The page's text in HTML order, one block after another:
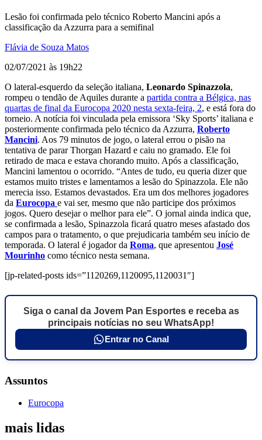
Lesão foi confirmada pelo técnico Roberto Mancini após a
classificação da Azzurra para a semifinal
Flávia de Souza Matos
02/07/2021 às 19h22
O lateral-esquerdo da seleção italiana, Leonardo Spinazzola,
rompeu o tendão de Aquiles durante a partida contra a Bélgica, nas
quartas de final da Eurocopa 2020 nesta sexta-feira, 2, e está fora do
torneio. A notícia foi vinculada pela emissora ‘Sky Sports’ italiana e
posteriormente confirmada pelo técnico da Azzurra, Roberto
Mancini. Aos 79 minutos de jogo, o lateral errou o pisão na
tentativa de parar Thorgan Hazard e caiu no gramado. Ele foi
retirado de maca e estava chorando muito. Após a classificação,
Mancini lamentou o ocorrido. “Antes de tudo, eu queria dizer que
estamos muito tristes e lamentamos a lesão do Spinazzola. Ele não
merecia isso. Estamos devastados. Era um dos melhores jogadores
da Eurocopa e vai ser, mesmo que não participe dos próximos
jogos. Quero desejar o melhor para ele”. O jornal ainda indica que,
se confirmada a lesão, Spinazzola ficará quatro meses afastado dos
campos para o tratamento, o que prejudicaria também seu início de
temporada. O lateral é jogador da Roma, que apresentou José
Mourinho como técnico nesta semana.
[jp-related-posts ids=”1120269,1120095,1120031″]
Siga o canal da Jovem Pan Esportes e receba as
principais notícias no seu WhatsApp!
Entrar no Canal
Assuntos
Eurocopa
mais lidas